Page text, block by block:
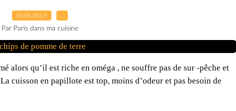
20.06.2013
Par Paris dans ma cuisine
alors qu’il est riche en oméga , ne souffre pas de sur -pêche et
cuisson en papillote est top, moins d’odeur et pas besoin de